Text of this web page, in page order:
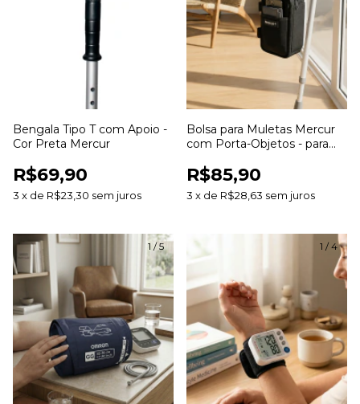
Bengala Tipo T com Apoio -
Cor Preta Mercur
R$69,90
3 x de R$23,30 sem juros
Bolsa para Muletas Mercur
com Porta-Objetos - para
R$85,90
3 x de R$28,63 sem juros
1 /5 1 / 4